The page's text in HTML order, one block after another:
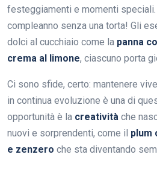
festeggiamenti e momenti speciali.
compleanno senza una torta! Gli
dolci al cucchiaio come la panna
crema al limone, ciascuno porta
Ci sono sfide, certo: mantenere
in continua evoluzione è una di
opportunità è la creatività che
nuovi e sorprendenti, come il plum
e zenzero che sta diventando